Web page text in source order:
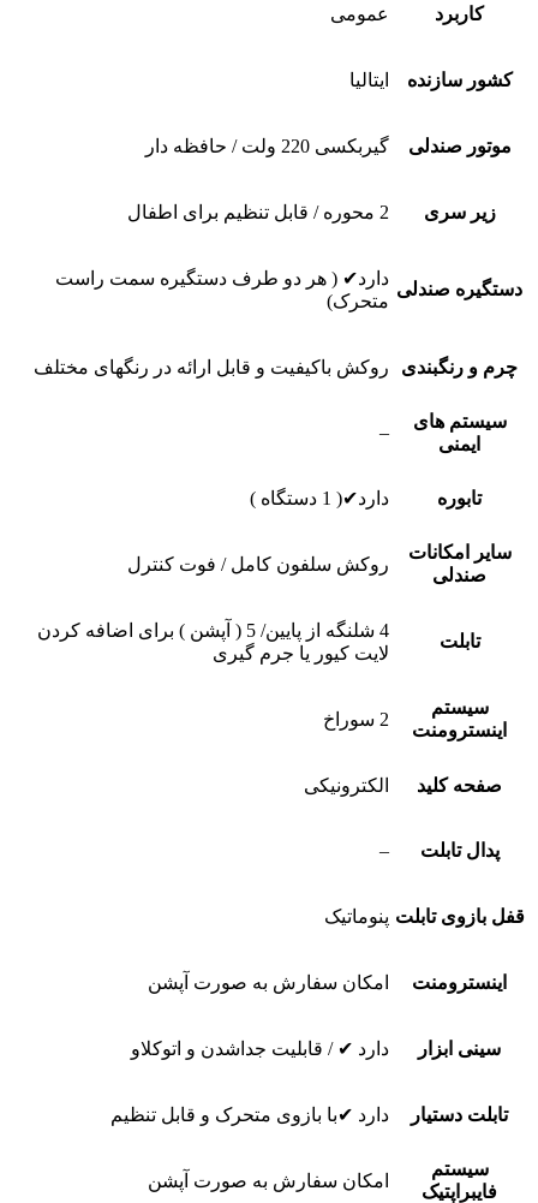
کاربرد عمومی
کشور سازنده ایتالیا
موتور صندلی گیربکسی 220 ولت / حافظه دار
زیر سری 2 محوره / قابل تنظیم برای اطفال
دستگیره صندلی
دارد✔ ( هر دو طرف دستگیره سمت راست
متحرک)
چرم و رنگبندی روکش باکیفیت و قابل ارائه در رنگهای مختلف
سیستم های
ایمنی
–
تابوره دارد✔( 1 دستگاه )
سایر امکانات
صندلی
روکش سلفون کامل / فوت کنترل
تابلت
4 شلنگه از پایین/ 5 ( آپشن ) برای اضافه کردن
لایت کیور یا جرم گیری
سیستم
اینسترومنت
2 سوراخ
صفحه کلید الکترونیکی
پدال تابلت –
قفل بازوی تابلت پنوماتیک
اینسترومنت امکان سفارش به صورت آپشن
سینی ابزار دارد ✔ / قابلیت جداشدن و اتوکلاو
تابلت دستیار دارد ✔با بازوی متحرک و قابل تنظیم
سیستم
فایبراپتیک
امکان سفارش به صورت آپشن